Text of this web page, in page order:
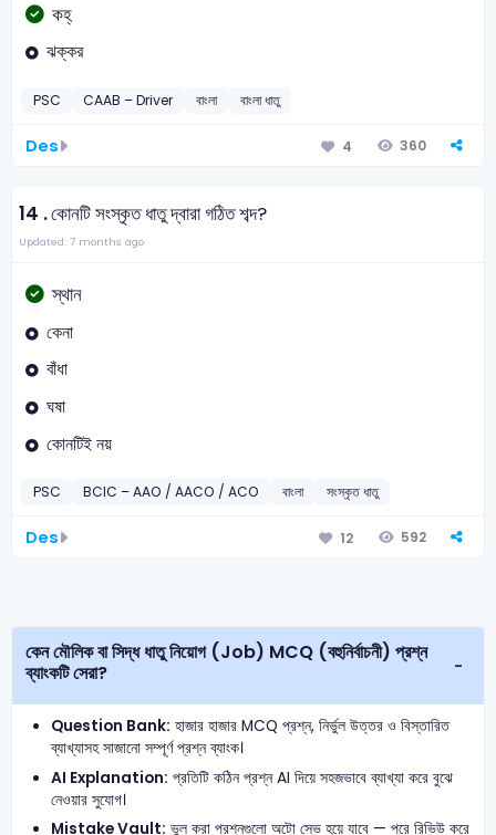
কহ্
ঝক্কর
PSC CAAB – Driver বাংলা বাংলা ধাতু
Des 4 360
14 .কোনটি সংস্কৃত ধাতু দ্বারা গঠিত শব্দ?
Updated: 7 months ago
স্থান
কেনা
বাঁধা
ঘষা
কোনটিই নয়
PSC BCIC – AAO / AACO / ACO বাংলা সংস্কৃত ধাতু
Des 12 592
কেন মৌলিক বা সিদ্ধ ধাতু নিয়োগ (Job) MCQ (বহুনির্বাচনী) প্রশ্ন
ব্যাংকটি সেরা?
Question Bank: হাজার হাজার MCQ প্রশ্ন, নির্ভুল উত্তর ও বিস্তারিত
ব্যাখ্যাসহ সাজানো সম্পূর্ণ প্রশ্ন ব্যাংক।
AI Explanation: প্রতিটি কঠিন প্রশ্ন AI দিয়ে সহজভাবে ব্যাখ্যা করে বুঝে
নেওয়ার সুযোগ।
Mistake Vault: ভুল করা প্রশ্নগুলো অটো সেভ হয়ে যাবে — পরে রিভিউ করে